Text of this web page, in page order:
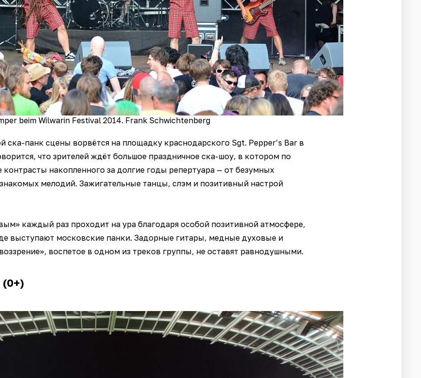
beim Wilwarin Festival 2014. Frank Schwichtenberg
ска-панк сцены ворвётся на площадку краснодарского Sgt. Pepper’s Bar в
что зрителей ждёт большое праздничное ска-шоу, в котором по
накопленного за долгие годы репертуара — от безумных
мелодий. Зажигательные танцы, слэм и позитивный настрой
каждый раз проходит на ура благодаря особой позитивной атмосфере,
выступают московские панки. Задорные гитары, медные духовые и
воспетое в одном из треков группы, не оставят равнодушными.